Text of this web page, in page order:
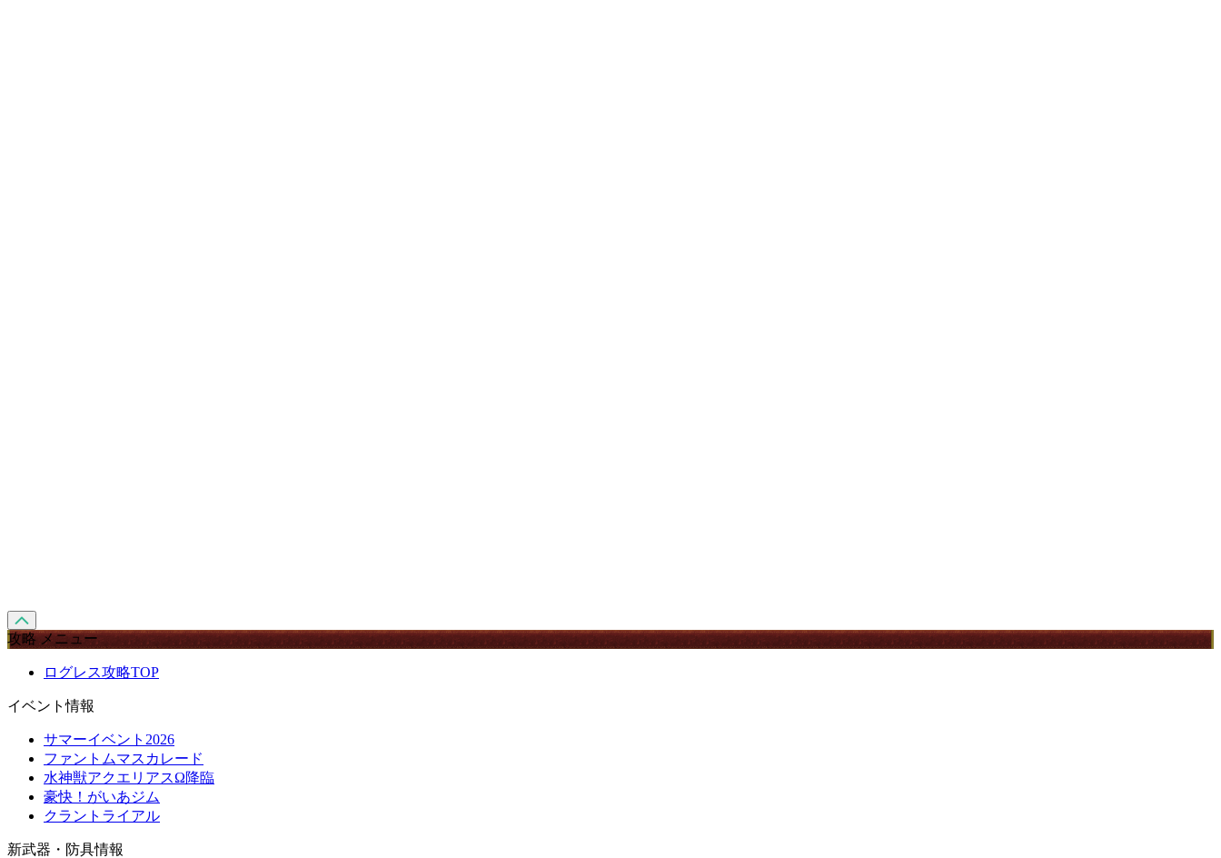
攻略 メニュー
ログレス攻略TOP
イベント情報
サマーイベント2026
ファントムマスカレード
水神獣アクエリアスΩ降臨
豪快！がいあジム
クラントライアル
新武器・防具情報